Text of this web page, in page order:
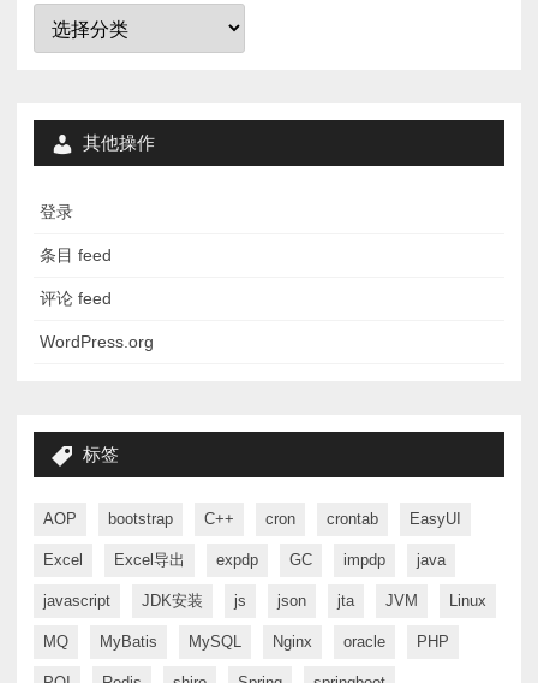
分
其他操作
登录
条目 feed
评论 feed
WordPress.org
标签
AOP bootstrap C++ cron crontab EasyUI
Excel Excel导出 expdp GC impdp java
javascript JDK安装 js json jta JVM Linux
MQ MyBatis MySQL Nginx oracle PHP